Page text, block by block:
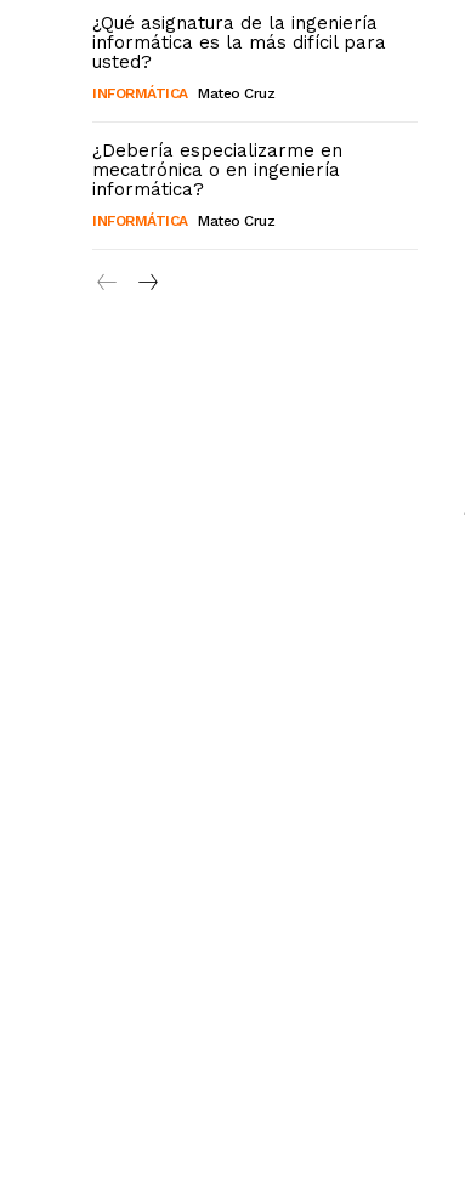
¿Qué asignatura de la ingeniería
informática es la más difícil para
usted?
INFORMÁTICA Mateo Cruz
¿Debería especializarme en
mecatrónica o en ingeniería
informática?
INFORMÁTICA Mateo Cruz